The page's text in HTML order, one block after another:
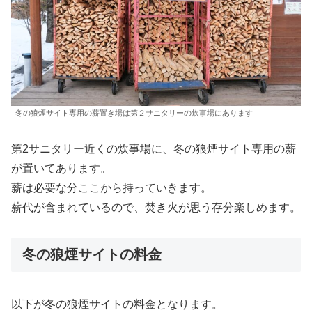
冬の狼煙サイト専用の薪置き場は第２サニタリーの炊事場にあります
第2サニタリー近くの炊事場に、冬の狼煙サイト専用の薪
が置いてあります。
薪は必要な分ここから持っていきます。
薪代が含まれているので、焚き火が思う存分楽しめます。
冬の狼煙サイトの料金
以下が冬の狼煙サイトの料金となります。